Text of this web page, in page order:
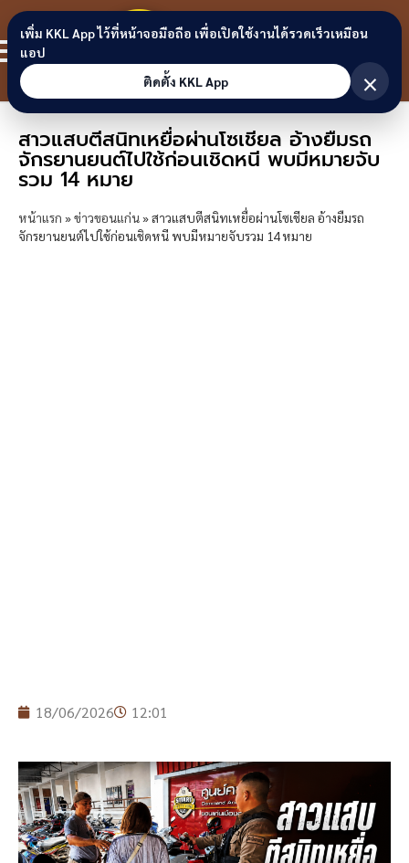
Skip to content
ขอนแก่น
ลิงก์
สาวแสบตีสนิทเหยื่อผ่านโซเชียล อ้างยืมรถ
จักรยานยนต์ไปใช้ก่อนเชิดหนี พบมีหมายจับ
รวม 14 หมาย
หน้าแรก »ข่าวขอนแก่น»สาวแสบตีสนิทเหยื่อผ่านโซเชียล อ้างยืมรถ
จักรยานยนต์ไปใช้ก่อนเชิดหนี พบมีหมายจับรวม 14 หมาย
18/06/2026 12:01
เพิ่ม KKL App ไว้ที่หน้าจอมือถือ เพื่อเปิดใช้งานได้รวดเร็วเหมือน
แอป
ติดตั้ง KKL App
×